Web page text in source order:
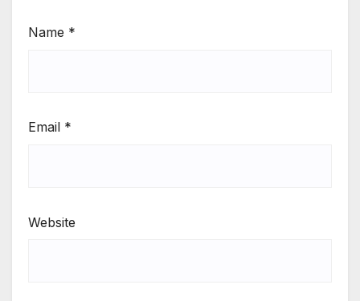
Name *
Email *
Website